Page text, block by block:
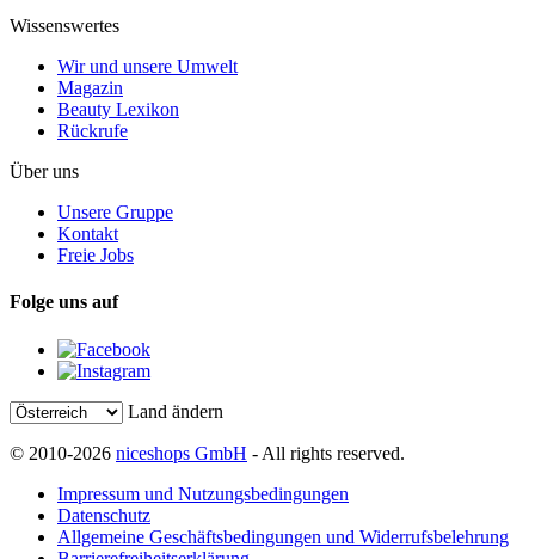
Wissenswertes
Wir und unsere Umwelt
Magazin
Beauty Lexikon
Rückrufe
Über uns
Unsere Gruppe
Kontakt
Freie Jobs
Folge uns auf
Land ändern
© 2010-2026 niceshops GmbH - All rights reserved.
Impressum und Nutzungsbedingungen
Datenschutz
Allgemeine Geschäftsbedingungen und Widerrufsbelehrung